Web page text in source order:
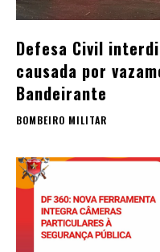
Defesa Civil
causada por
Bandeirante
BOMBEIRO MILITAR